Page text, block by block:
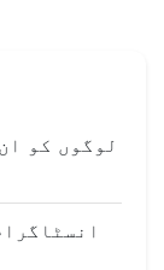
لوگوں کو